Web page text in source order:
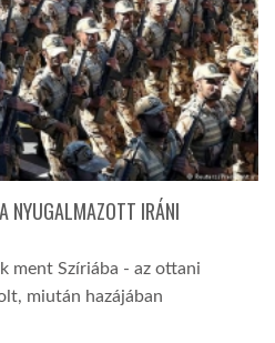
NYUGALMAZOTT IRÁNI
ment Szíriába - az ottani
miután hazájában